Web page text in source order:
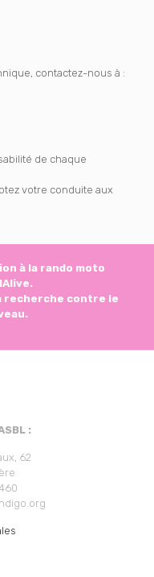
contactez-nous à :
de chaque
votre conduite aux
à la rando moto
contre le
:
62